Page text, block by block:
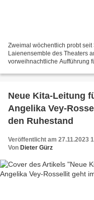
Zweimal wöchentlich probt
Laienensemble des Theaters
vorweihnachtliche Aufführung
Neue Kita-Leitung
Angelika Vey-
den Ruhestand
Veröffentlicht am 27.11.2023
Von Dieter Gürz